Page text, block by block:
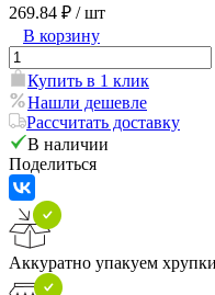
269.84 ₽ / шт
В корзину
Купить в 1 клик
Нашли дешевле
Рассчитать доставку
В наличии
Поделиться
Аккуратно упакуем